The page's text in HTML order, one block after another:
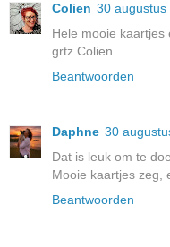
Colien 30 augustus
Hele mooie kaartjes
grtz Colien
Beantwoorden
Daphne 30
Dat is leuk om te
Mooie kaartjes zeg,
Beantwoorden